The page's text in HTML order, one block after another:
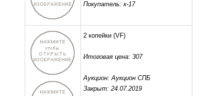
Покупатель: к-17
2 копейки (VF)
Итоговая цена: 307
Аукцион: Аукцион СПБ
Закрыт: 24.07.2019